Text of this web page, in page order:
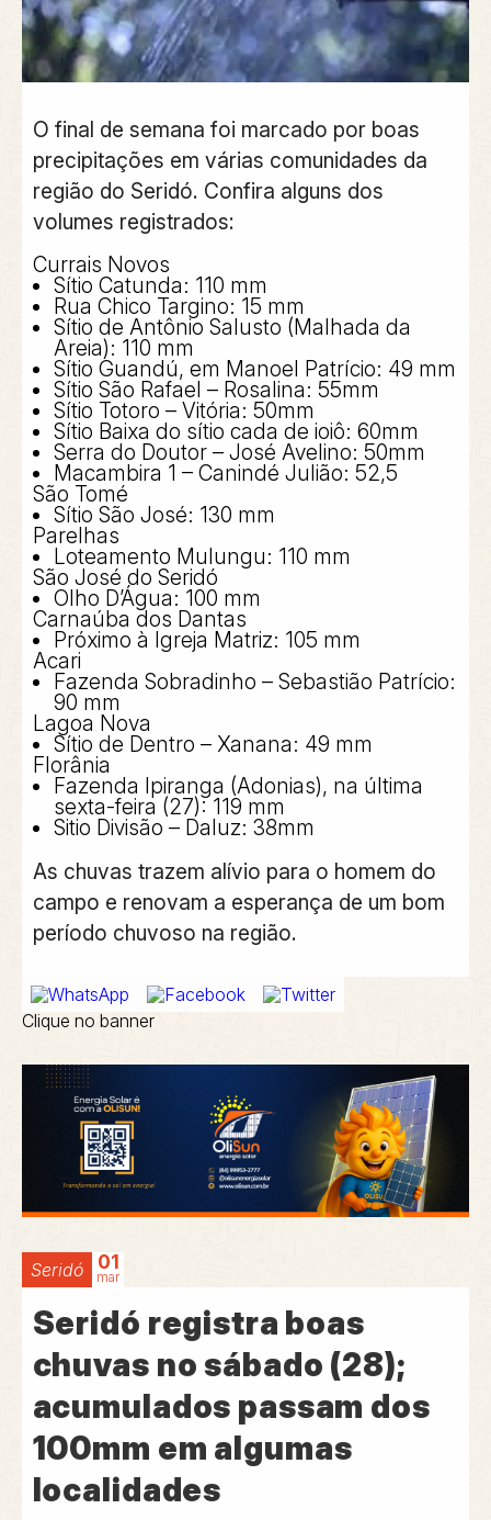
O final de semana foi marcado por boas
precipitações em várias comunidades da
região do Seridó. Confira alguns dos
volumes registrados:
Currais Novos
Sítio Catunda: 110 mm
Rua Chico Targino: 15 mm
Sítio de Antônio Salusto (Malhada da
Areia): 110 mm
Sítio Guandú, em Manoel Patrício: 49 mm
Sítio São Rafael – Rosalina: 55mm
Sítio Totoro – Vitória: 50mm
Sítio Baixa do sítio cada de ioiô: 60mm
Serra do Doutor – José Avelino: 50mm
Macambira 1 – Canindé Julião: 52,5
São Tomé
Sítio São José: 130 mm
Parelhas
Loteamento Mulungu: 110 mm
São José do Seridó
Olho D’Água: 100 mm
Carnaúba dos Dantas
Próximo à Igreja Matriz: 105 mm
Acari
Fazenda Sobradinho – Sebastião Patrício:
90 mm
Lagoa Nova
Sítio de Dentro – Xanana: 49 mm
Florânia
Fazenda Ipiranga (Adonias), na última
sexta-feira (27):119 mm
Sitio Divisão – Daluz: 38mm
As chuvas trazem alívio para o homem do
campo e renovam a esperança de um bom
período chuvoso na região.
Clique no banner
Seridó 01
mar
Seridó registra boas
chuvas no sábado (28);
acumulados passam dos
100mm em algumas
localidades